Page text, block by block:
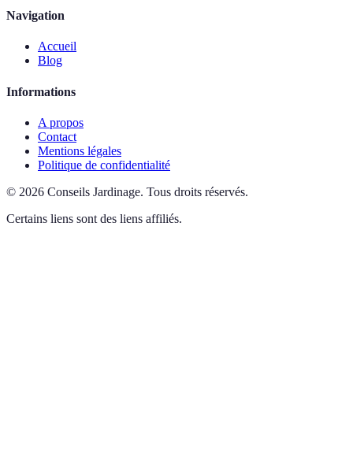
Navigation
Accueil
Blog
Informations
A propos
Contact
Mentions légales
Politique de confidentialité
© 2026 Conseils Jardinage. Tous droits réservés.
Certains liens sont des liens affiliés.